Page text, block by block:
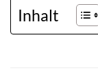
Inhalt